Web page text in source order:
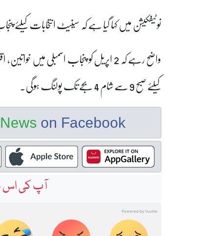
نوٹیفکیشن میں کہا گیا ہے کہ سینیٹ انتخابات کیلئے
واضح رہے کہ 2 اپریل کو پنجاب اسمبلی
کیلئےصبح 9 سے شام 4 بجے تک پولنگ ہوگی۔
on Facebook
آپ کی اس